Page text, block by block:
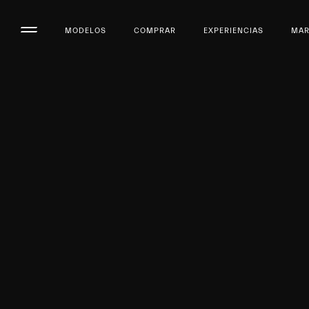
MODELOS COMPRAR EXPERIENCIAS